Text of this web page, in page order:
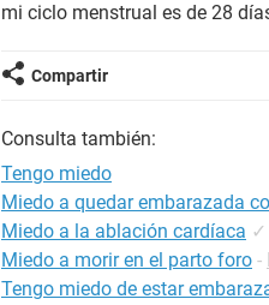
mi ciclo menstrual es de 28
Compartir
Consulta también:
Tengo miedo
Miedo a quedar embarazada
Miedo a la ablación cardíaca ✓
Miedo a morir en el parto foro -
Tengo miedo de estar